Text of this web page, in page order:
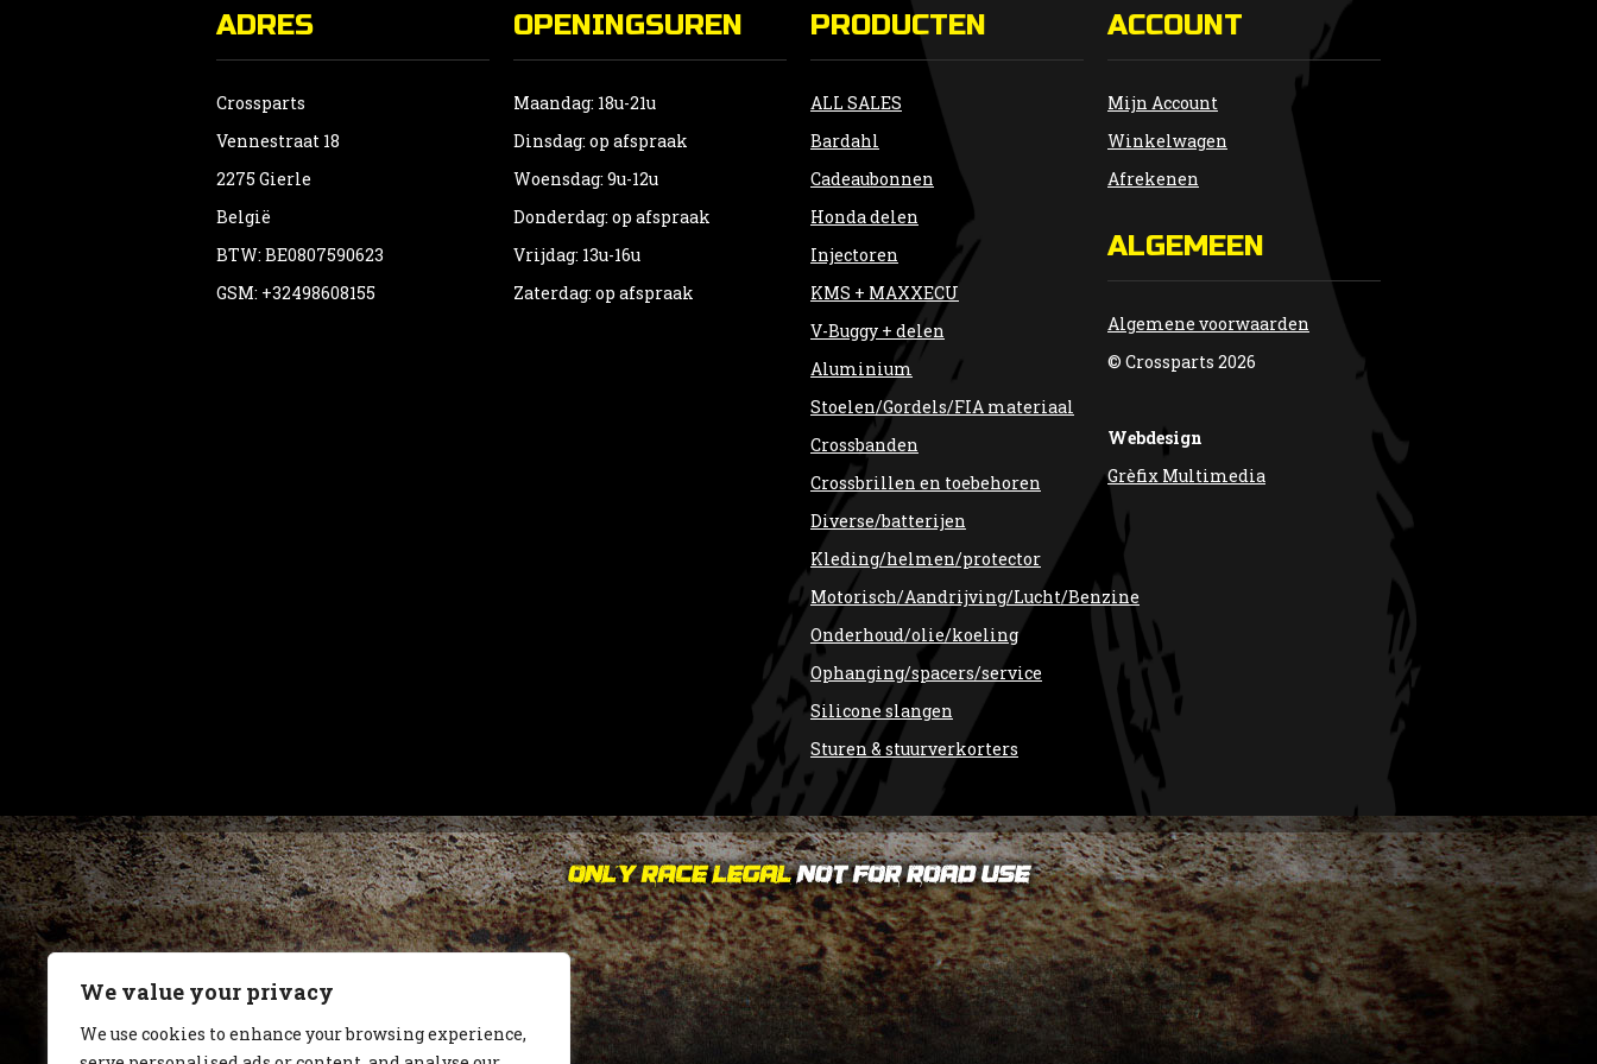
We value your privacy
We use cookies to enhance your browsing experience,
ADRES
Crossparts
Vennestraat 18
2275 Gierle
België
BTW: BE0807590623
GSM: +32498608155
OPENINGSUREN
Maandag: 18u-21u
Dinsdag: op afspraak
Woensdag: 9u-12u
Donderdag: op afspraak
Vrijdag: 13u-16u
Zaterdag: op afspraak
PRODUCTEN
ALL SALES
Bardahl
Cadeaubonnen
Honda delen
Injectoren
KMS + MAXXECU
V-Buggy + delen
Aluminium
Stoelen/Gordels/FIA materiaal
Crossbanden
Crossbrillen en toebehoren
Diverse/batterijen
Kleding/helmen/protector
Motorisch/Aandrijving/Lucht/Benzine
Onderhoud/olie/koeling
Ophanging/spacers/service
Silicone slangen
Sturen & stuurverkorters
ACCOUNT
Mijn Account
Winkelwagen
Afrekenen
ALGEMEEN
Algemene voorwaarden
© Crossparts 2026
Webdesign
Grèfix Multimedia